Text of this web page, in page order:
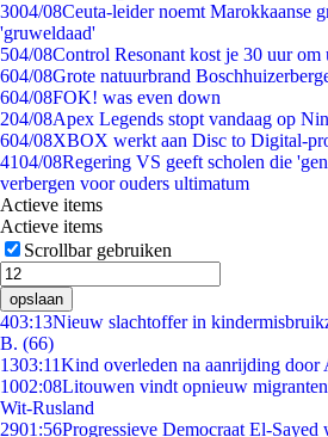
3004/08Ceuta-leider noemt Marokkaanse
'gruweldaad'
504/08Control Resonant kost je 30 uur om
604/08Grote natuurbrand
604/08FOK! was even down
204/08Apex Legends stopt vandaag op
604/08XBOX werkt aan Disc to Digital-
4104/08Regering VS geeft scholen die
verbergen voor ouders ultimatum
Actieve items
Actieve items
Scrollbar gebruiken
opslaan
403:13Nieuw slachtoffer in
B. (66)
1303:11Kind overleden na aanrijding door
1002:08Litouwen vindt opnieuw
Wit-Rusland
2901:56Progressieve Democraat El-